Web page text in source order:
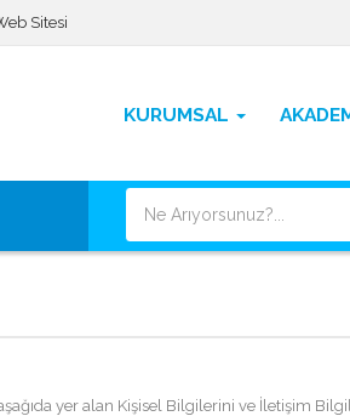
Sitesi
KURUMSAL
aşağıda yer alan Kişisel Bilgilerini ve İletişim